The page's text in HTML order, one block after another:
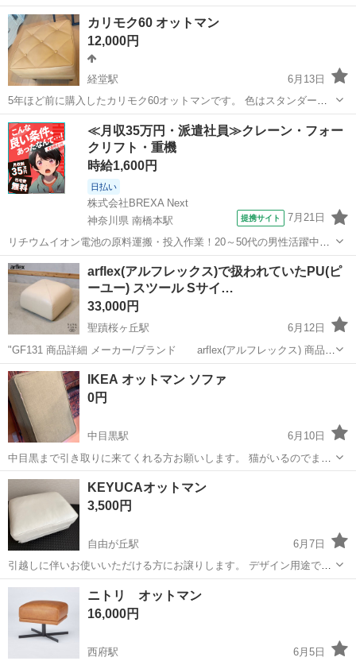
ドロシーⅡ 60スツール サイズ 幅/60×奥行/59.5×高さ/38 cm 家具
の一大産地・福岡県大川市に本社を...
東京 多摩市 聖蹟桜ヶ丘駅 ソファ
カリモク60 オットマン
12,000円
経堂駅
6月13日
5年ほど前に購入したカリモク60オットマンです。 色はスタンダード
キャメル。 ※同色のロビーチェアも出品中です。 【購入価格】30000
円ほど 【商品状態】傷なし。経年劣化によるヘタリあり。 【取引...
東京 世田谷区 経堂駅 ソファ カリモク
≪月収35万円・派遣社員≫クレーン・フォー
クリフト・重機
時給1,600円
日払い
株式会社BREXA Next
神奈川県 南橋本駅
提携サイト 7月21日
リチウムイオン電池の原料運搬・投入作業！20～50代の男性活躍中★
ワンルーム寮完備！赴任旅費会社負担！年間休日130日★フォークリフ
ト免許お持ちの方、活躍中！就業先食堂利用可★《神奈川県相模原
市》 人気の工場のお仕事 ◇電...
神奈川 相模原市 その他
arflex(アルフレックス)で扱われていたPU(ピ
ーユー) スツール Sサイ…
33,000円
聖蹟桜ヶ丘駅
6月12日
"GF131 商品詳細 メーカー/ブランド arflex(アルフレックス) 商品
名 PU オットマン (S) サイズ 幅/60×奥行/60×高さ/34 cm アル
フレックスで取り扱われていたP...
東京 多摩市 聖蹟桜ヶ丘駅
IKEA オットマン ソファ
0円
中目黒駅
6月10日
中目黒まで引き取りに来てくれる方お願いします。 猫がいるのでまぁ
まぁ引っかかれてます。毛も掃除していますが付いていると思いま
す。座り心地などは問題ありません。 同じく猫がいて、どーせこうな
るし新品買うのはもったいないなと...
東京 目黒区 ソファ
KEYUCAオットマン
3,500円
自由が丘駅
6月7日
引越しに伴いお使いいただける方にお譲りします。 デザイン用途でし
たので、ヘタリや目立つ汚れ痛みはありませんが、中古品ご理解の上
でご検討くださいませ。 ペット無し、喫煙無しです。 受渡場所は自由
が丘近郊ですが、お取引決まっ...
東京 目黒区 自由が丘駅
ニトリ オットマン
16,000円
西府駅
6月5日